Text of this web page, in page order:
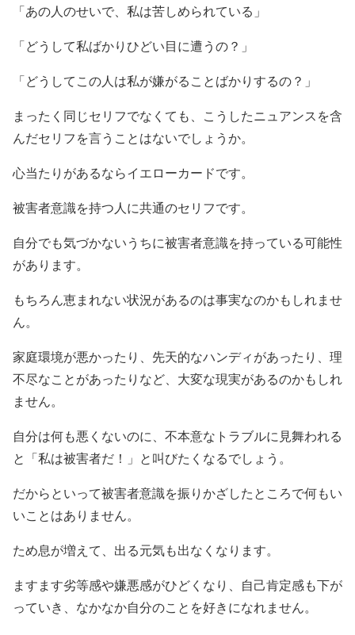
「あの人のせいで、私は苦しめられている」
「どうして私ばかりひどい目に遭うの？」
「どうしてこの人は私が嫌がることばかりするの？」
まったく同じセリフでなくても、こうしたニュアンスを含
んだセリフを言うことはないでしょうか。
心当たりがあるならイエローカードです。
被害者意識を持つ人に共通のセリフです。
自分でも気づかないうちに被害者意識を持っている可能性
があります。
もちろん恵まれない状況があるのは事実なのかもしれませ
ん。
家庭環境が悪かったり、先天的なハンディがあったり、理
不尽なことがあったりなど、大変な現実があるのかもしれ
ません。
自分は何も悪くないのに、不本意なトラブルに見舞われる
と「私は被害者だ！」と叫びたくなるでしょう。
だからといって被害者意識を振りかざしたところで何もい
いことはありません。
ため息が増えて、出る元気も出なくなります。
ますます劣等感や嫌悪感がひどくなり、自己肯定感も下が
っていき、なかなか自分のことを好きになれません。